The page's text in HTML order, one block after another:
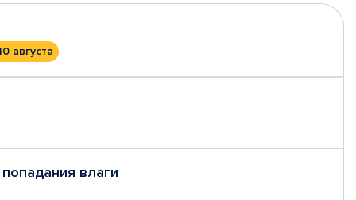
августа
влаги